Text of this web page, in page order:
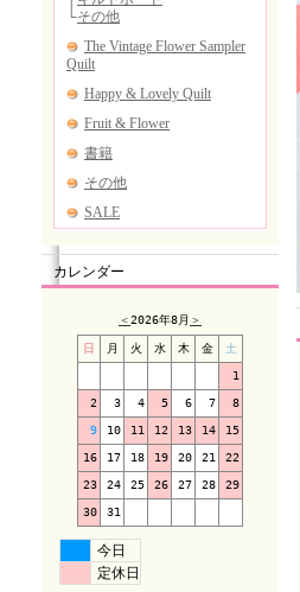
カレンダー
＜2026年8月 ＞
日 月 火 水 木 金 土
1
2 3 4 5 6 7 8
9 10 11 12 13 14 15
16 17 18 19 20 21 22
23 24 25 26 27 28 29
30 31
今日
定休日